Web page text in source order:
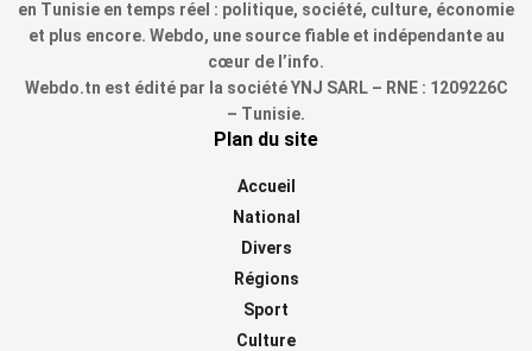
en Tunisie en temps réel : politique, société, culture, économie
et plus encore. Webdo, une source fiable et indépendante au
cœur de l’info.
Webdo.tn est édité par la société YNJ SARL – RNE : 1209226C
– Tunisie.
Plan du site
Accueil
National
Divers
Régions
Sport
Culture